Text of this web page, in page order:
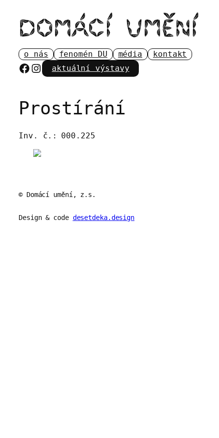
obsah
o nás fenomén DU média kontakt
Facebook
Instagram
aktuální výstavy
Prostírání
Inv. č.: 000.225
© Domácí umění, z.s.
Design & code desetdeka.design